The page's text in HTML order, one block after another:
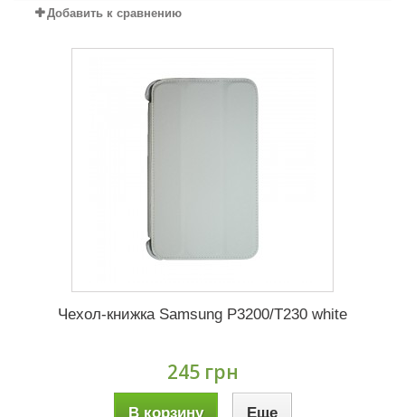
Добавить к сравнению
Чехол-книжка Samsung P3200/T230 white
245 грн
В корзину Еще